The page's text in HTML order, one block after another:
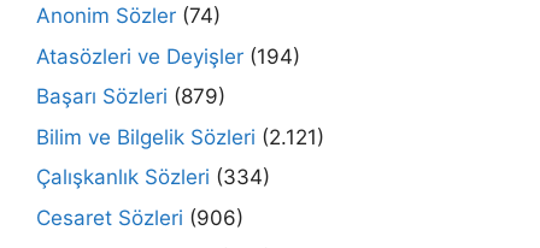
Anonim Sözler (74)
Atasözleri ve Deyişler (194)
Başarı Sözleri (879)
Bilim ve Bilgelik Sözleri (2.121)
Çalışkanlık Sözleri (334)
Cesaret Sözleri (906)